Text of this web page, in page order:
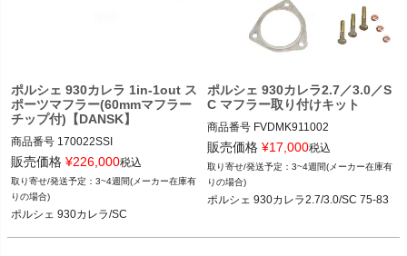
ポルシェ 930カレラ 1in-1out ス
ポーツマフラー(60mmマフラー
チップ付)【DANSK】
商品番号 170022SSI
12FVD：170 022 SSI
ポルシェ 930カレラ/SC 74-89
販売価格 ¥226,000税込
3~4週間(メーカー在庫有
りの場合)
ポルシェ 930カレラ/SC
ポルシェ 930カレラ2.7／3.0／S
C マフラー取り付けキット
商品番号 FVDMK911002
12FVD：FVD MK9 110 02
ポルシェ 930カレラ/SC 74-89
販売価格 ¥17,000税込
3~4週間(メーカー在庫有
りの場合)
ポルシェ 930カレラ2.7/3.0/SC 75-83